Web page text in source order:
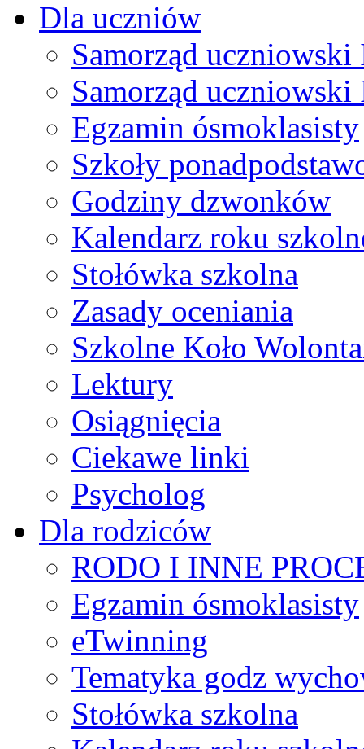
Dla uczniów
Samorząd
Samorząd
Egzamin ósmoklasisty
Szkoły
Godziny dzwonków
Kalendarz roku
Stołówka szkolna
Zasady oceniania
Szkolne Koło
Lektury
Osiągnięcia
Ciekawe linki
Psycholog
Dla rodziców
RODO I INNE
Egzamin ósmoklasisty
eTwinning
Tematyka godz
Stołówka szkolna